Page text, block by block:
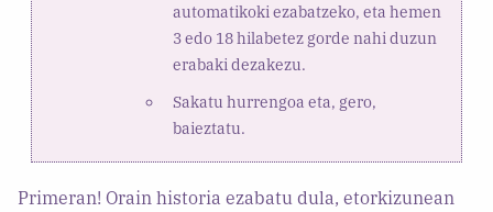
automatikoki ezabatzeko, eta hemen
3 edo 18 hilabetez gorde nahi duzun
erabaki dezakezu.
Sakatu hurrengoa eta, gero,
baieztatu.
Primeran! Orain historia ezabatu dula, etorkizunean